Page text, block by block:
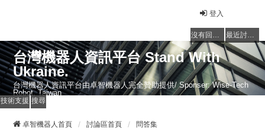
登入
沒有回覆的主題 最近討論的主題
台灣機器人資訊平台 Stand With
Ukraine.
台灣機器人資訊平台由卓智機器人完全贊助提供/ Sponser: Wise-Tech
Robot, Taiwan
技術支援 搜尋
卓智機器人首頁 討論區首頁 問答集